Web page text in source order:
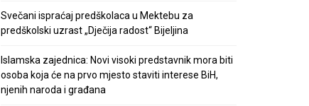
Svečani ispraćaj predškolaca u Mektebu za
predškolski uzrast „Dječija radost“ Bijeljina
Islamska zajednica: Novi visoki predstavnik mora biti
osoba koja će na prvo mjesto staviti interese BiH,
njenih naroda i građana